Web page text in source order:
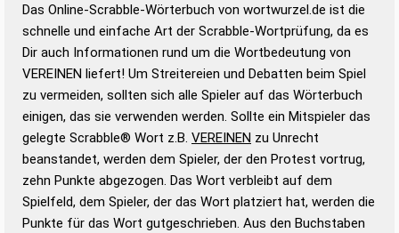
Wortwurzel liefert mit Hilfe eines semantischen
Wortanalyse-Algorithmus gute Anhaltspunkte zu
Wortbedeutung, Worttrennung und Wortform, um die
Gültigkeit eines Wortes für das Scrabble-Spiel zu
bestimmen!
zugelassene Turnier Scrabble-
Wörterbücher sind:
Duden – Standardwerk in 12 Bänden
Duden – Richtiges und gutes
Deutsch
Das Online-Scrabble-Wörterbuch von wortwurzel.de ist die
schnelle und einfache Art der Scrabble-Wortprüfung, da es
Dir auch Informationen rund um die Wortbedeutung von
VEREINEN liefert! Um Streitereien und Debatten beim Spiel
zu vermeiden, sollten sich alle Spieler auf das Wörterbuch
einigen, das sie verwenden werden. Sollte ein Mitspieler das
gelegte Scrabble® Wort z.B. VEREINEN zu Unrecht
beanstandet, werden dem Spieler, der den Protest vortrug,
zehn Punkte abgezogen. Das Wort verbleibt auf dem
Spielfeld, dem Spieler, der das Wort platziert hat, werden die
Punkte für das Wort gutgeschrieben. Aus den Buchstaben